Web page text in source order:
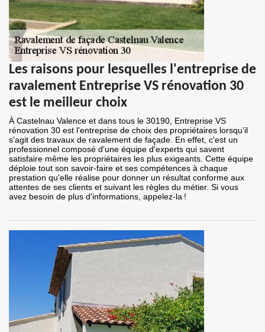
Les raisons pour lesquelles l'entreprise de
ravalement Entreprise VS rénovation 30
est le meilleur choix
À Castelnau Valence et dans tous le 30190, Entreprise VS
rénovation 30 est l'entreprise de choix des propriétaires lorsqu’il
s'agit des travaux de ravalement de façade. En effet, c'est un
professionnel composé d'une équipe d'experts qui savent
satisfaire même les propriétaires les plus exigeants. Cette équipe
déploie tout son savoir-faire et ses compétences à chaque
prestation qu'elle réalise pour donner un résultat conforme aux
attentes de ses clients et suivant les règles du métier. Si vous
avez besoin de plus d'informations, appelez-la !